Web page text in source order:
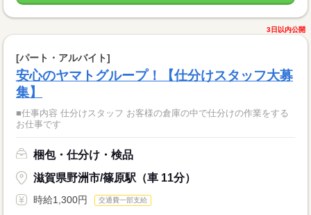
3日以内公開
[パート・アルバイト]
安心のヤマトグループ！【仕分けスタッフ大募
集】
■仕事内容 仕分けスタッフ お客様の倉庫の中で仕分けの作業をする
お仕事です
梱包・仕分け・検品
滋賀県野洲市/篠原駅（車 11分）
時給1,300円 交通費一部支給